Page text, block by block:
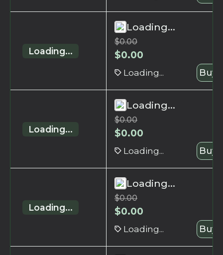
Loading...
Loading...
$0.00
$0.00
Loading... Buy
Loading...
Loading...
$0.00
$0.00
Loading... Buy
Loading...
Loading...
$0.00
$0.00
Loading... Buy